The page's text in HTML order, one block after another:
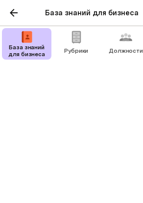
База знаний для бизнеса
База знаний
для бизнеса
Рубрики Должности